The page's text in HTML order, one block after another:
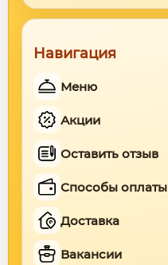
Навигация
Меню
Акции
Оставить отзыв
Способы оплаты
Доставка
Вакансии